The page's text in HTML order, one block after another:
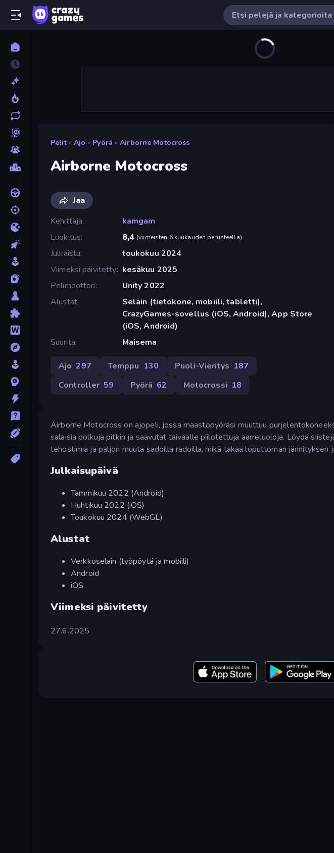
Pelit » Ajo » Pyörä » Airborne Motocross
Airborne Motocross
Jaa
Kehittäjä
kamgam
Luokitus
8,4 (viimeisten 6 kuukauden perusteella)
Julkaistu
toukokuu 2024
Viimeksi päivitetty kesäkuu 2025
Pelimoottori
Unity 2022
Alustat
Selain (tietokone, mobiili, tabletti),
CrazyGames-sovellus (iOS, Android), App Store
(iOS, Android)
Suunta
Maisema
Ajo 297 Temppu 130 Puoli-Vieritys 187
Controller 59 Pyörä 62 Motocrossi 18
Airborne Motocross on ajopeli, jossa maastopyöräsi muuttuu
salaisia polkuja pitkin ja saavutat taivaalle piilotettuja aarreluoloja. Löydä
tehostimia ja paljon muuta sadoilla radoilla, mikä takaa loputtoman jännityksen
Julkaisupäivä
Tammikuu 2022 (Android)
Huhtikuu 2022 (iOS)
Toukokuu 2024 (WebGL)
Alustat
Verkkoselain (työpöytä ja mobiili)
Android
iOS
Viimeksi päivitetty
27.6.2025